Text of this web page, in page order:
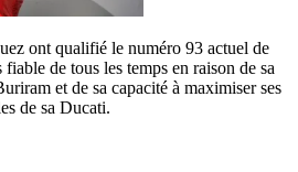
ont qualifié le numéro 93 actuel de
de tous les temps en raison de sa
et de sa capacité à maximiser ses
de sa Ducati.